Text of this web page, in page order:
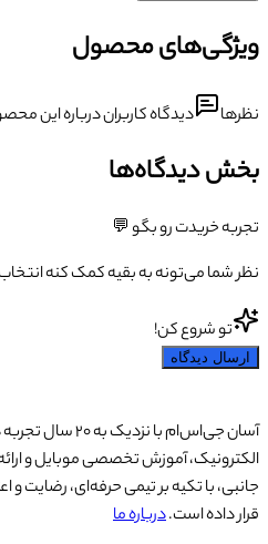
ویژگی‌های محصول
نظرها دیدگاه کاربران درباره این
بخش دیدگاه‌ها
تجربه خریدت رو بگو 💬
نظر شما می‌تونه به بقیه کمک کنه
تو شروع کن!
ارسال دیدگاه
آسان جی‌اس‌ام با
الکترونیک، آموزش تخصصی موبایل و
جانبی، با تکیه بر تیمی حرفه‌ای، رضایت و
قرار داده است.درباره ما